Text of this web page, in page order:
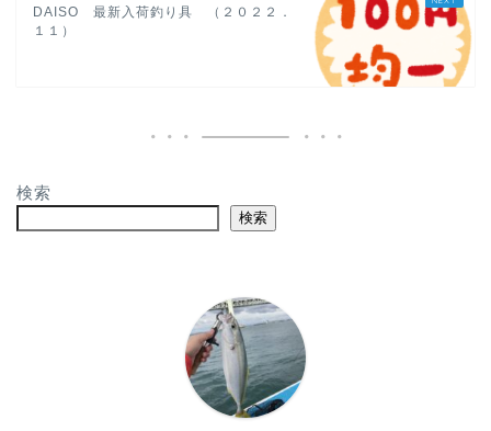
DAISO 最新入荷釣り具 （２０２２．
１１）
検索
検索